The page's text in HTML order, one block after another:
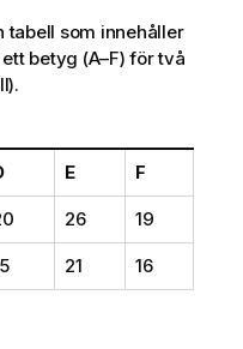
tabell som innehåller
betyg (A–F) för två
E F
26 19
21 16